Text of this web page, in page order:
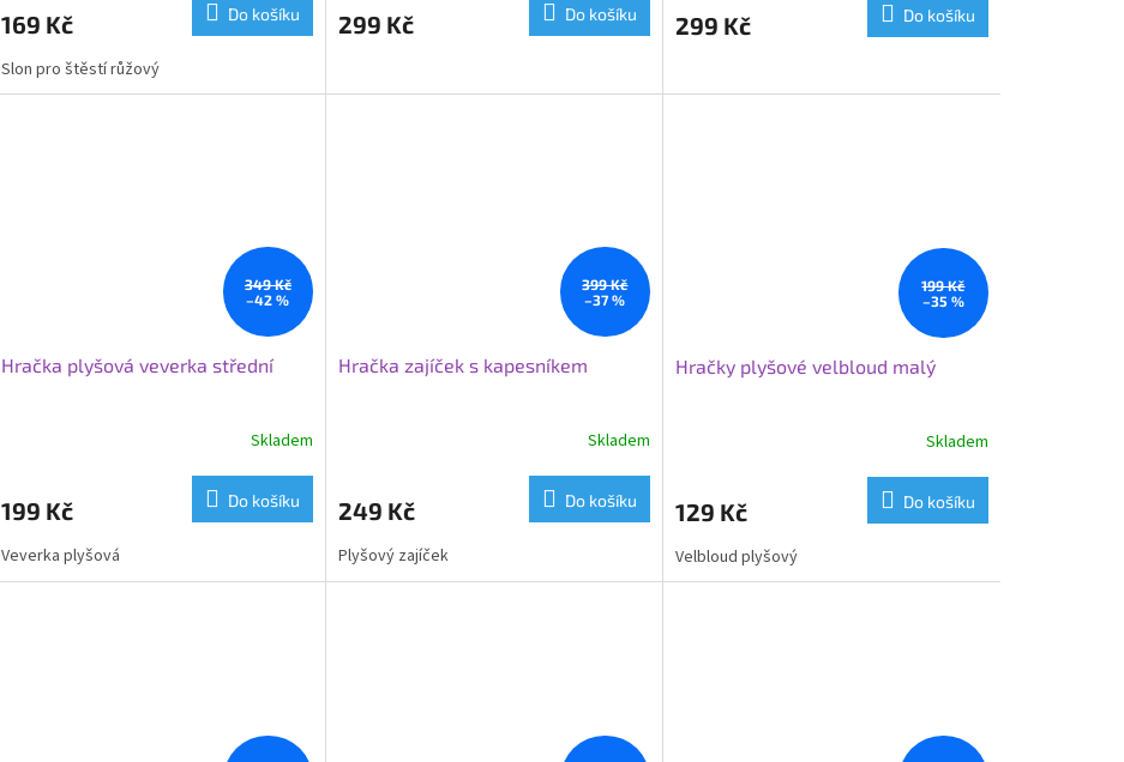
169 Kč Do košíku
Slon pro štěstí růžový
299 Kč Do košíku 299 Kč Do košíku
349 Kč
–42 %
Hračka plyšová veverka střední
Skladem
199 Kč Do košíku
Veverka plyšová
399 Kč
–37 %
Hračka zajíček s kapesníkem
Skladem
249 Kč Do košíku
Plyšový zajíček
199 Kč
–35 %
Hračky plyšové velbloud malý
Skladem
129 Kč Do košíku
Velbloud plyšový